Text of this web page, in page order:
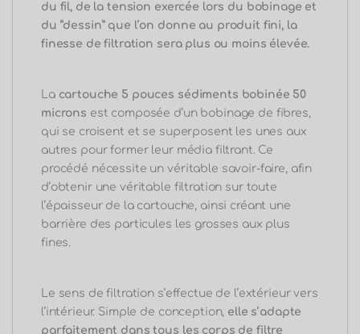
du fil, de la tension exercée lors du bobinage et
du “dessin” que l’on donne au produit fini, la
finesse de filtration sera plus ou moins élevée.
La cartouche 5 pouces sédiments bobinée 50
microns est composée d’un bobinage de fibres,
qui se croisent et se superposent les unes aux
autres pour former leur média filtrant. Ce
procédé nécessite un véritable savoir-faire, afin
d’obtenir une véritable filtration sur toute
l’épaisseur de la cartouche, ainsi créant une
barrière des particules les grosses aux plus
fines.
Le sens de filtration s’effectue de l’extérieur vers
l’intérieur. Simple de conception, elle s’adapte
parfaitement dans tous les corps de filtre